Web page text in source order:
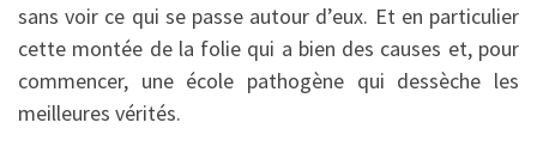
sans voir ce qui se passe autour d’eux. Et en particulier
cette montée de la folie qui a bien des causes et, pour
commencer, une école pathogène qui dessèche les
meilleures vérités.